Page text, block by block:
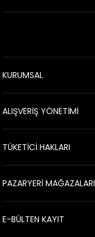
KURUMSAL
ALIŞVERİŞ YÖNETİMİ
TÜKETİCİ HAKLARI
PAZARYERİ MAĞAZALARI
E-BÜLTEN KAYIT